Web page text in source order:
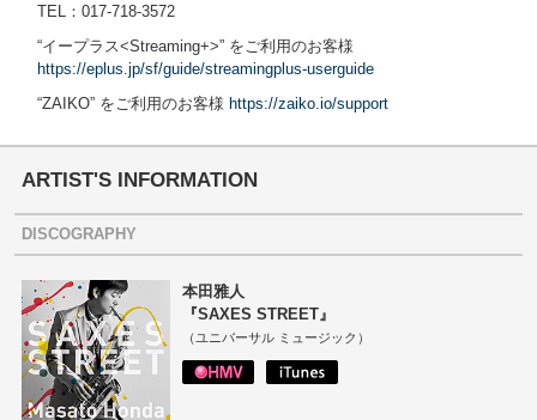
TEL：017-718-3572
“イープラス<Streaming+>” をご利用のお客様
https://eplus.jp/sf/guide/streamingplus-userguide
“ZAIKO” をご利用のお客様 https://zaiko.io/support
ARTIST'S INFORMATION
DISCOGRAPHY
本田雅人
『SAXES STREET』
（ユニバーサル ミュージック）